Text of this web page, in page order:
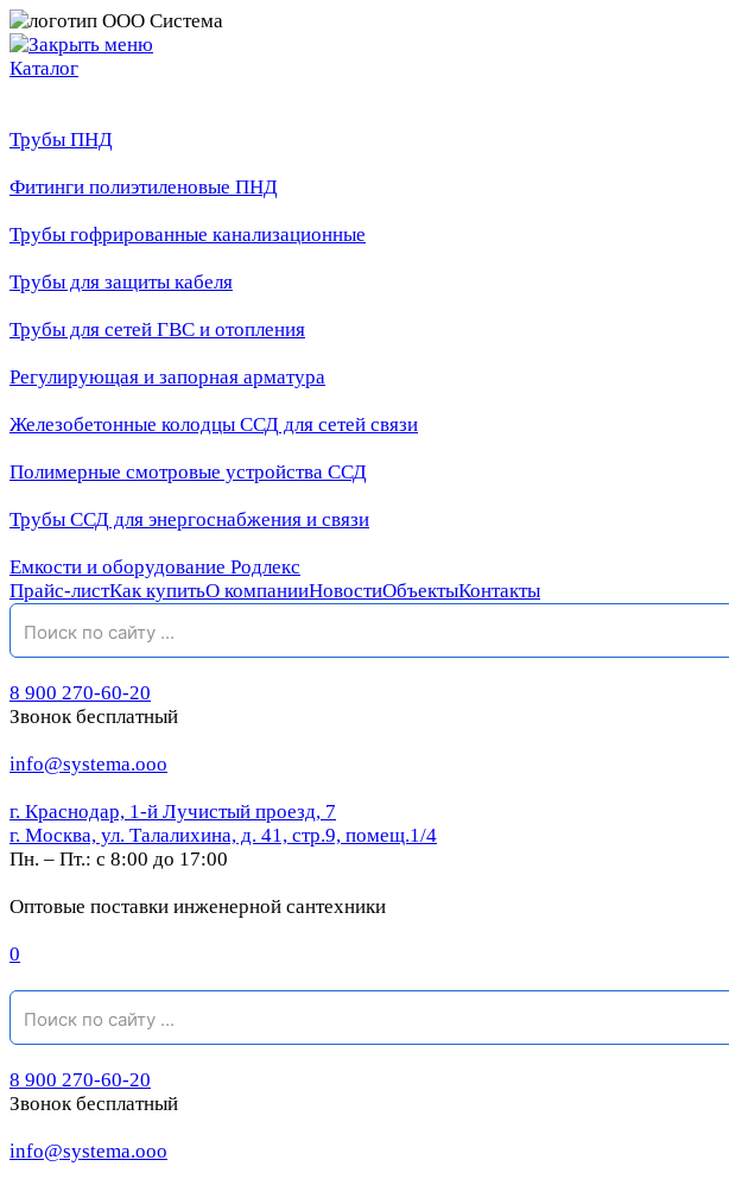
Каталог
Трубы ПНД
Фитинги полиэтиленовые ПНД
Трубы гофрированные канализационные
Трубы для защиты кабеля
Трубы для сетей ГВС и отопления
Регулирующая и запорная арматура
Железобетонные колодцы ССД для сетей связи
Полимерные смотровые устройства ССД
Трубы ССД для энергоснабжения и связи
Емкости и оборудование Родлекс
Прайс-листКак купитьО компанииНовостиОбъектыКонтакты
8 900 270-60-20
Звонок бесплатный
info@systema.ooo
г. Краснодар, 1-й Лучистый проезд, 7
г. Москва, ул. Талалихина, д. 41, стр.9, помещ.1/4
Пн. – Пт.: с 8:00 до 17:00
Оптовые поставки инженерной сантехники
0
8 900 270-60-20
Звонок бесплатный
info@systema.ooo